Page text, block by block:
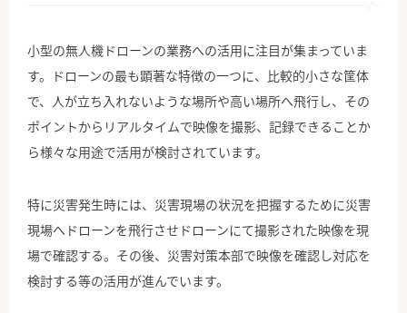
小型の無人機ドローンの業務への活用に注目が集まっていま
す。ドローンの最も顕著な特徴の一つに、比較的小さな筐体
で、人が立ち入れないような場所や高い場所へ飛行し、その
ポイントからリアルタイムで映像を撮影、記録できることか
ら様々な用途で活用が検討されています。
特に災害発生時には、災害現場の状況を把握するために災害
現場へドローンを飛行させドローンにて撮影された映像を現
場で確認する。その後、災害対策本部で映像を確認し対応を
検討する等の活用が進んでいます。